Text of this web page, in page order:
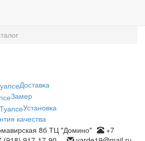
Доставка
Замер
Установка
качества
8б ТЦ "Домино"
+7